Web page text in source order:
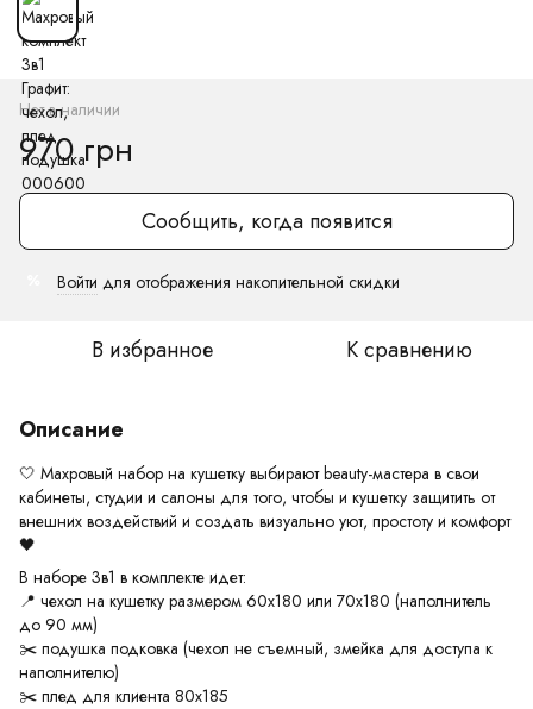
Нет в наличии
970 грн
Сообщить, когда появится
Войти для отображения накопительной скидки
В избранное К сравнению
Описание
🤍 Махровый набор на кушетку выбирают beauty-мастера в свои
кабинеты, студии и салоны для того, чтобы и кушетку защитить от
внешних воздействий и создать визуально уют, простоту и комфорт
🖤
В наборе 3в1 в комплекте идет:
📍 чехол на кушетку размером 60х180 или 70х180 (наполнитель
до 90 мм)
✂️ подушка подковка (чехол не съемный, змейка для доступа к
наполнителю)
✂️ плед для клиента 80х185